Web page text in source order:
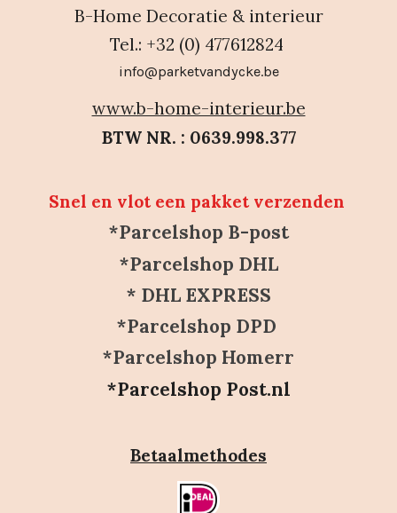
B-Home Decoratie & interieur
Tel.: +32 (0) 477612824
info@parketvandycke.be
www.b-home-interieur.be
BTW NR. : 0639.998.377
Snel en vlot een pakket verzenden
*Parcelshop B-post
*Parcelshop DHL
* DHL EXPRESS
*Parcelshop DPD
*Parcelshop Homerr
*Parcelshop Post.nl
Betaalmethodes